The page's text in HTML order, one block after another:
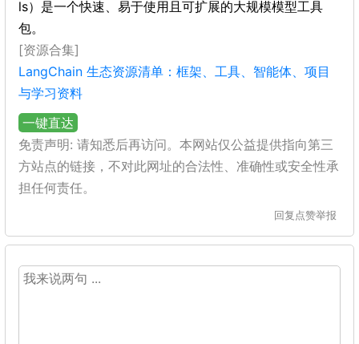
ls）是一个快速、易于使用且可扩展的大规模模型工具
包。
[资源合集]
LangChain 生态资源清单：框架、工具、智能体、项目
与学习资料
一键直达
免责声明: 请知悉后再访问。本网站仅公益提供指向第三
方站点的链接，不对此网址的合法性、准确性或安全性承
担任何责任。
回复 点赞举报